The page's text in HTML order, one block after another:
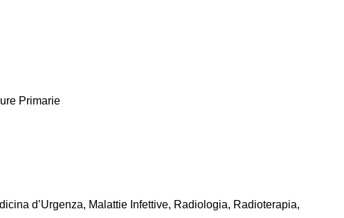
Primarie
d’Urgenza, Malattie Infettive, Radiologia, Radioterapia,